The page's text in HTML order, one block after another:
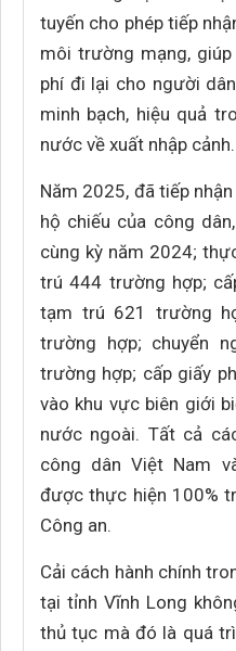
tuyến cho phép tiếp
môi trường mạng,
phí đi lại cho người
minh bạch, hiệu quả
nước về xuất nhập cảnh.
Năm 2025, đã tiếp
hộ chiếu của công
cùng kỳ năm 2024;
trú 444 trường hợp;
tạm trú 621 trường
trường hợp; chuyển
trường hợp; cấp giấy
vào khu vực biên giới
nước ngoài. Tất cả
công dân Việt Nam
được thực hiện 100%
Công an.
Cải cách hành chính
tại tỉnh Vĩnh Long
thủ tục mà đó là quá